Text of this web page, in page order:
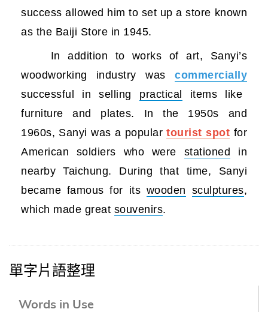
success allowed him to set up a store known
as the Baiji Store in 1945.
In addition to works of art, Sanyi’s
woodworking industry was commercially
successful in selling practical items like
furniture and plates. In the 1950s and
1960s, Sanyi was a populartourist spot for
American soldiers who were stationed in
nearby Taichung. During that time, Sanyi
became famous for its wooden sculptures,
which made great souvenirs.
單字片語整理
Words in Use